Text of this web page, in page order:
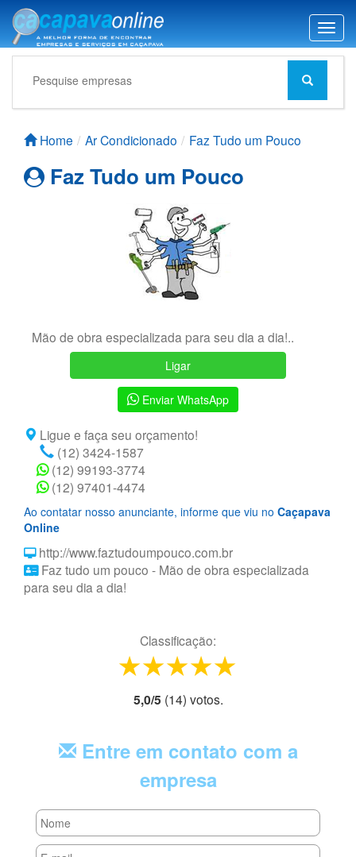
T
o
g
e
Home Ar Condicionado Faz Tudo um Pouco
Faz Tudo um Pouco
Mão de obra especializada para seu dia a dia!..
Ligar
Enviar WhatsApp
Ligue e faça seu orçamento!
(12) 3424-1587
(12) 99193-3774
(12) 97401-4474
Ao contatar nosso anunciante, informe que viu no Caçapava
Online
http://www.faztudoumpouco.com.br
Faz tudo um pouco - Mão de obra especializada
para seu dia a dia!
Classificação:
4 stars
3 stars
2 stars
1 star
5,0/5 (14) votos.
Entre em contato com a
empresa